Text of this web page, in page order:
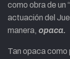
como obra de un
actuación del
manera, opaca.
Tan opaca como